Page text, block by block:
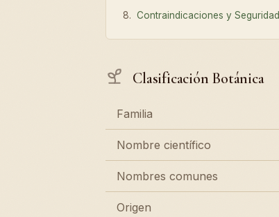
Contraindicaciones y Seguridad
Clasificación Botánica
Familia
Nombre científico
Nombres comunes
Origen